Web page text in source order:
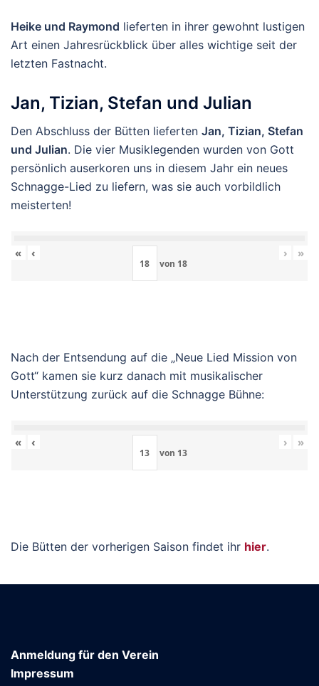
Heike und Raymond lieferten in ihrer gewohnt lustigen
Art einen Jahresrückblick über alles wichtige seit der
letzten Fastnacht.
Jan, Tizian, Stefan und Julian
Den Abschluss der Bütten lieferten Jan, Tizian, Stefan
und Julian. Die vier Musiklegenden wurden von Gott
persönlich auserkoren uns in diesem Jahr ein neues
Schnagge-Lied zu liefern, was sie auch vorbildlich
meisterten!
« ‹
von 18
› »
Nach der Entsendung auf die „Neue Lied Mission von
Gott“ kamen sie kurz danach mit musikalischer
Unterstützung zurück auf die Schnagge Bühne:
« ‹
von 13
› »
Die Bütten der vorherigen Saison findet ihr hier.
Anmeldung für den Verein
Impressum